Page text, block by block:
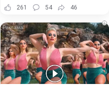
261
54 46
i